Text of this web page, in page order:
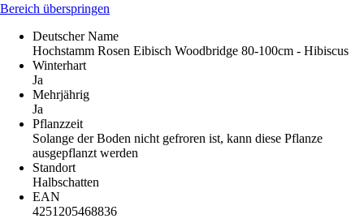
Bereich überspringen
Deutscher Name
Hochstamm Rosen Eibisch Woodbridge 80-100cm - Hibiscus
Winterhart
Ja
Mehrjährig
Ja
Pflanzzeit
Solange der Boden nicht gefroren ist, kann diese Pflanze
ausgepflanzt werden
Standort
Halbschatten
EAN
4251205468836